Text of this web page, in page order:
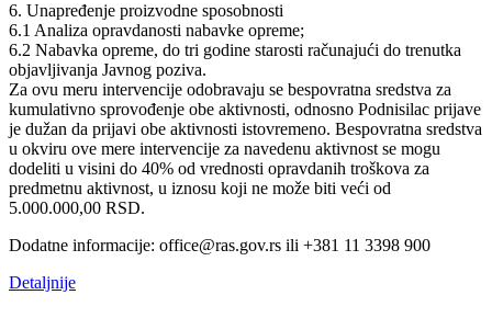
6. Unapređenje proizvodne sposobnosti
6.1 Analiza opravdanosti nabavke opreme;
6.2 Nabavka opreme, do tri godine starosti računajući do trenutka
objavljivanja Javnog poziva.
Za ovu meru intervencije odobravaju se bespovratna sredstva za
kumulativno sprovođenje obe aktivnosti, odnosno Podnisilac prijave
je dužan da prijavi obe aktivnosti istovremeno. Bespovratna sredstva
u okviru ove mere intervencije za navedenu aktivnost se mogu
dodeliti u visini do 40% od vrednosti opravdanih troškova za
predmetnu aktivnost, u iznosu koji ne može biti veći od
5.000.000,00 RSD.
Dodatne informacije: office@ras.gov.rs ili +381 11 3398 900
Detaljnije